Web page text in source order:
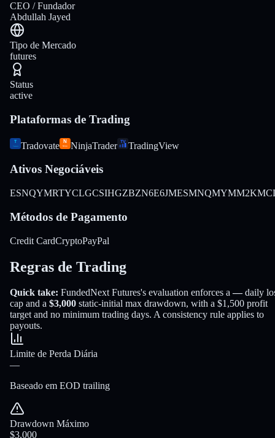
CEO / Fundador
Abdullah Jayed
Tipo de Mercado
futures
Status
active
Plataformas de Trading
Tradovate NinjaTrader TradingView
Ativos Negociáveis
ESNQYMRTYCLGCSIHGZBZN6E6JMESMNQMYMM2K
Métodos de Pagamento
Credit CardCryptoPayPal
Regras de Trading
Quick take: FundedNext Futures's evaluation enforces a —daily
cap and a $3,000 static-initial max drawdown, with a $1,500 profit
targetand no minimum trading days. A consistency rule applies to
payouts.
Limite de Perda Diária
—
Baseado em EOD trailing
Drawdown Máximo
$3,000